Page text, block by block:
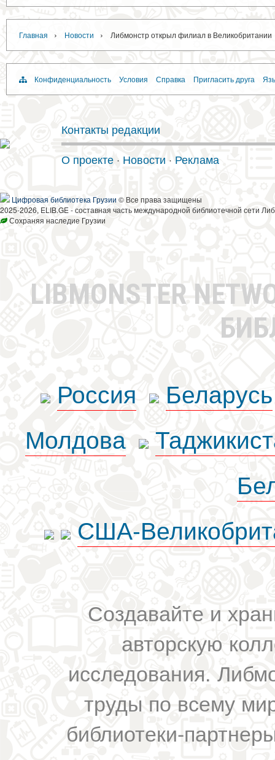
Главная › Новости › Либмонстр открыл филиал в Великобритании
Конфиденциальность Условия Справка Пригласить друга
Контакты редакции
О проекте · Новости · Реклама
Цифровая библиотека Грузии © Все права защищены
2025-2026, ELIB.GE - составная часть международной библиотечной сети
Сохраняя наследие Грузии
LIBMONSTER
Россия
Беларусь
Молдова
США-
Создавайте и
авторскую
исследования.
труды по всему
библиотеки-